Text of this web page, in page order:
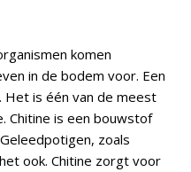
komen
in de bodem voor. Een
Het is één van de meest
Chitine is een bouwstof
zoals
ook. Chitine zorgt voor